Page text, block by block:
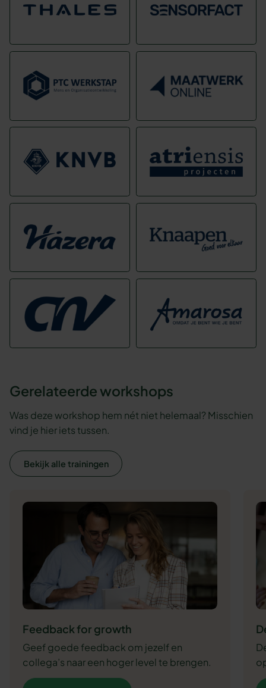
Gerelateerde workshops
Was deze workshop hem nét niet helemaal? Misschien
vind je hier iets tussen.
Bekijk alle trainingen
Feedback for growth
Geef goede feedback om jezelf en
collega’s naar een hoger level te brengen.